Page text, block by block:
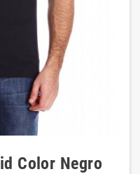
Color Negro